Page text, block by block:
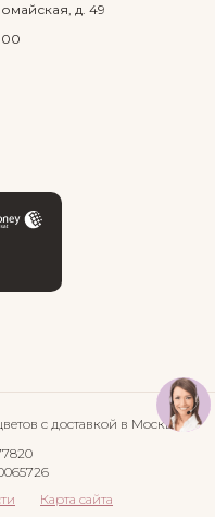
д. 49
с доставкой в Москве
Карта сайта